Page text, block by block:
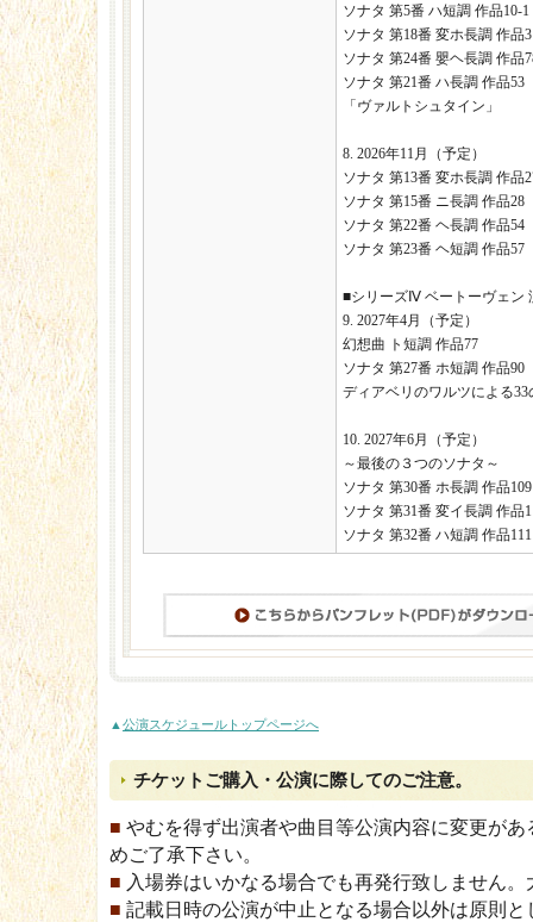
ソナタ 第5番 ハ短調 作品10-1
ソナタ 第18番 変ホ長調 作品
ソナタ 第24番 嬰ヘ長調 作品
ソナタ 第21番 ハ長調 作品53
「ヴァルトシュタイン」
8. 2026年11月（予定）
ソナタ 第13番 変ホ長調 作品
ソナタ 第15番 ニ長調 作品28
ソナタ 第22番 ヘ長調 作品54
ソナタ 第23番 ヘ短調 作品57
■シリーズⅣ ベートーヴェン
9. 2027年4月（予定）
幻想曲 ト短調 作品77
ソナタ 第27番 ホ短調 作品90
ディアベリのワルツによる33
10. 2027年6月（予定）
～最後の３つのソナタ～
ソナタ 第30番 ホ長調 作品109
ソナタ 第31番 変イ長調 作品
ソナタ 第32番 ハ短調 作品111
▲ 公演スケジュールトップページへ
チケットご購入・公演に際してのご注意。
■ やむを得ず出演者や曲目等公演内容に変更が
めご了承下さい。
■ 入場券はいかなる場合でも再発行致しません
■ 記載日時の公演が中止となる場合以外は原則